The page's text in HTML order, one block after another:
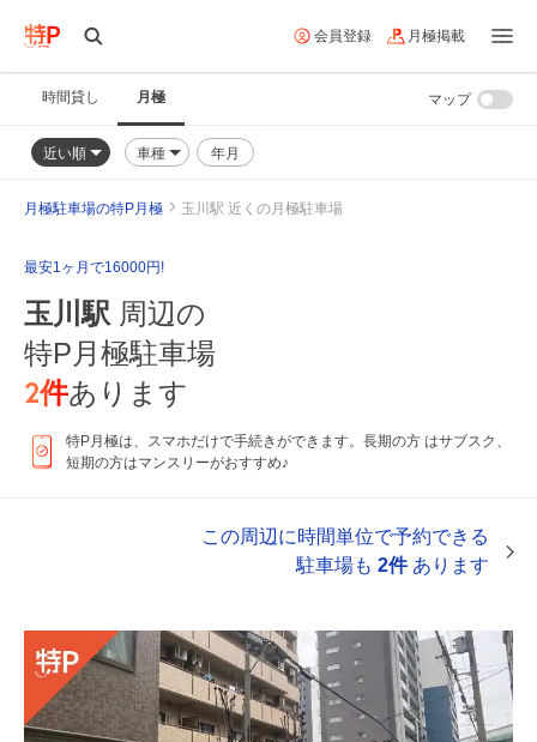
会員登録 月極掲載
時間貸し 月極
近い順 車種 年月
マップ
月極駐車場の特P月極 玉川駅 近くの月極駐車場
最安1ヶ月で16000円!
玉川駅 周辺の
特P月極駐車場
2件あります
特P月極は、スマホだけで手続きができます。長期の方 はサブスク、
短期の方はマンスリーがおすすめ♪
この周辺に時間単位で予約できる
駐車場も 2件あります